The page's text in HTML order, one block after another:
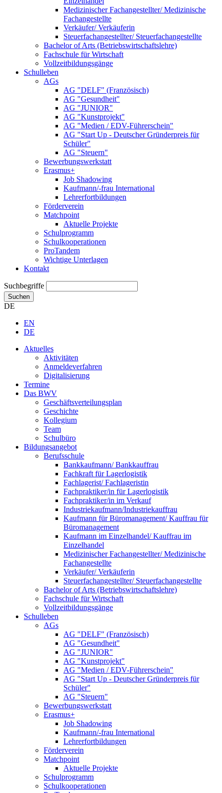
Medizinischer Fachangestellter/ Medizinische
Fachangestellte
Verkäufer/ Verkäuferin
Steuerfachangestellter/ Steuerfachangestellte
Bachelor of Arts (Betriebswirtschaftslehre)
Fachschule für Wirtschaft
Vollzeitbildungsgänge
Schulleben
AGs
AG "DELF" (Französisch)
AG "Gesundheit"
AG "JUNIOR"
AG "Kunstprojekt"
AG "Medien / EDV-Führerschein"
AG "Start Up - Deutscher Gründerpreis für
Schüler"
AG "Steuern"
Bewerbungswerkstatt
Erasmus+
Job Shadowing
Kaufmann/-frau International
Lehrerfortbildungen
Förderverein
Matchpoint
Aktuelle Projekte
Schulprogramm
Schulkooperationen
ProTandem
Wichtige Unterlagen
Kontakt
Suchbegriffe
Suchen
DE
EN
DE
Aktuelles
Aktivitäten
Anmeldeverfahren
Digitalisierung
Termine
Das BWV
Geschäftsverteilungsplan
Geschichte
Kollegium
Team
Schulbüro
Bildungsangebot
Berufsschule
Bankkaufmann/ Bankkauffrau
Fachkraft für Lagerlogistik
Fachlagerist/ Fachlageristin
Fachpraktiker/in für Lagerlogistik
Fachpraktiker/in im Verkauf
Industriekaufmann/Industriekauffrau
Kaufmann für Büromanagement/ Kauffrau für
Büromanagement
Kaufmann im Einzelhandel/ Kauffrau im
Einzelhandel
Medizinischer Fachangestellter/ Medizinische
Fachangestellte
Verkäufer/ Verkäuferin
Steuerfachangestellter/ Steuerfachangestellte
Bachelor of Arts (Betriebswirtschaftslehre)
Fachschule für Wirtschaft
Vollzeitbildungsgänge
Schulleben
AGs
AG "DELF" (Französisch)
AG "Gesundheit"
AG "JUNIOR"
AG "Kunstprojekt"
AG "Medien / EDV-Führerschein"
AG "Start Up - Deutscher Gründerpreis für
Schüler"
AG "Steuern"
Bewerbungswerkstatt
Erasmus+
Job Shadowing
Kaufmann/-frau International
Lehrerfortbildungen
Förderverein
Matchpoint
Aktuelle Projekte
Schulprogramm
Schulkooperationen